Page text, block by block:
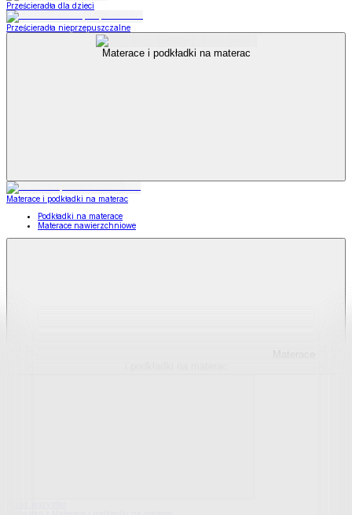
Prześcieradła dla dzieci
Prześcieradła nieprzepuszczalne
Materace i podkładki na materac
Materace i podkładki na materac
Podkładki na materace
Materace nawierzchniowe